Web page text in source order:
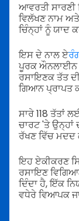
ਆਵਰਤੀ
ਵਿਲੱਖਣ ਨਾਮ
ਚਿੰਨ੍ਹਾਂ ਨੂੰ ਯਾਦ
ਇਸ ਦੇ ਨਾਲ ਏ
ਪੂਰਕ ਔਨਲਾਈਨ
ਰਸਾਇਣਕ ਤੱਤ
ਗਿਆਨ ਪ੍ਰਾਪਤ
ਸਾਰੇ 118 ਤੱਤਾਂ
ਚਾਰਟ 'ਤੇ
ਰੱਖਣ ਵਿੱਚ ਮਦਦ
ਇਹ ਏਕੀਕਰਣ
ਰਸਾਇਣ
ਦਿੰਦਾ ਹੈ, ਇੱਕ
ਵਧੇਰੇ ਵਿਆਪਕ